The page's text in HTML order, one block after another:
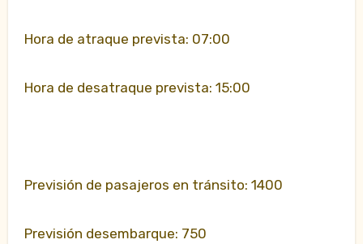
Hora de atraque prevista: 07:00
Hora de desatraque prevista: 15:00
Previsión de pasajeros en tránsito: 1400
Previsión desembarque: 750